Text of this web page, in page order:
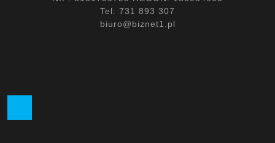
Tel: 731 893 307
biuro@biznet1.pl